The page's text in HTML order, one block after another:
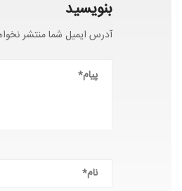
بنویسید
آدرس ایمیل شما منتشر نخواهد شد.